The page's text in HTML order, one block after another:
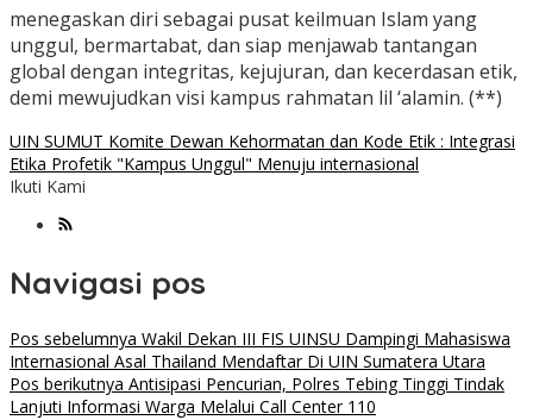
menegaskan diri sebagai pusat keilmuan Islam yang
unggul, bermartabat, dan siap menjawab tantangan
global dengan integritas, kejujuran, dan kecerdasan etik,
demi mewujudkan visi kampus rahmatan lil ‘alamin. (**)
UIN SUMUT Komite Dewan Kehormatan dan Kode Etik : Integrasi
Etika Profetik "Kampus Unggul" Menuju internasional
Ikuti Kami
Navigasi pos
Pos sebelumnya Wakil Dekan III FIS UINSU Dampingi Mahasiswa
Internasional Asal Thailand Mendaftar Di UIN Sumatera Utara
Pos berikutnya Antisipasi Pencurian, Polres Tebing Tinggi Tindak
Lanjuti Informasi Warga Melalui Call Center 110